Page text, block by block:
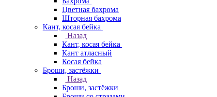
Цветная бахрома
Шторная бахрома
Кант, косая бейка
Назад
Кант, косая бейка
Кант атласный
Косая бейка
Броши, застёжки
Назад
Броши, застёжки